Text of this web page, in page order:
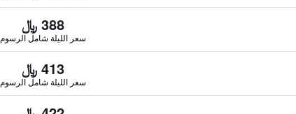
388 ﷼
سعر الليلة شامل الرسوم
413 ﷼
سعر الليلة شامل الرسوم